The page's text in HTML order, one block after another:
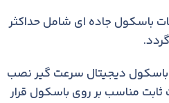
باسكول جاده ای شامل حداكثر
دیجیتال سرعت گیر نصب
ثابت مناسب بر روی باسكول قرار